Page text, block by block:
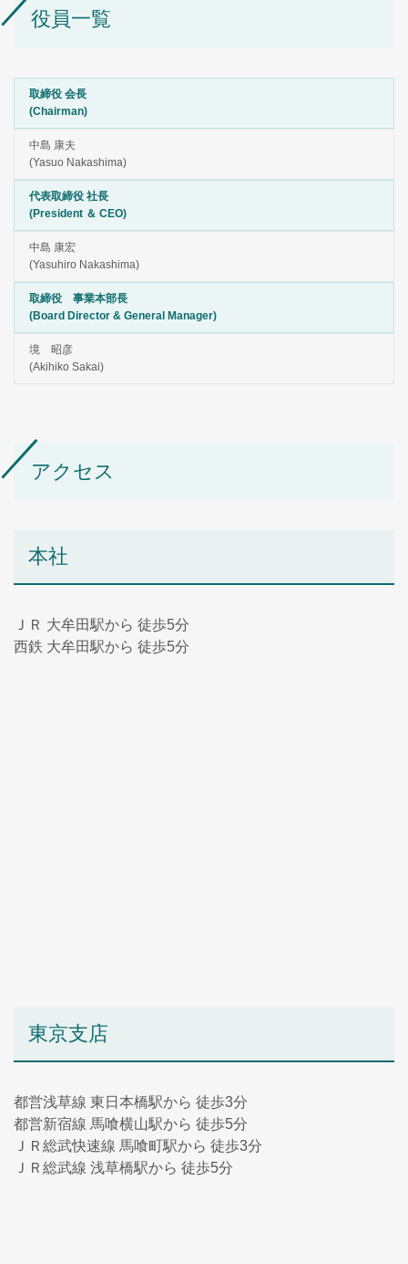
役員一覧
取締役 会長
(Chairman)
中島 康夫
(Yasuo Nakashima)
代表取締役 社長
(President ＆ CEO)
中島 康宏
(Yasuhiro Nakashima)
取締役 事業本部長
(Board Director & General Manager)
境 昭彦
(Akihiko Sakai)
アクセス
本社
ＪＲ 大牟田駅から 徒歩5分
西鉄 大牟田駅から 徒歩5分
東京支店
都営浅草線 東日本橋駅から 徒歩3分
都営新宿線 馬喰横山駅から 徒歩5分
ＪＲ総武快速線 馬喰町駅から 徒歩3分
ＪＲ総武線 浅草橋駅から 徒歩5分